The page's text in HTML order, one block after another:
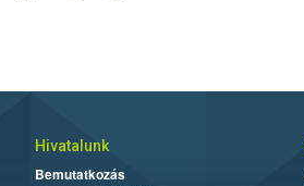
Hivatalunk
Bemutatkozás